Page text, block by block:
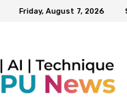
Friday, August 7, 2026